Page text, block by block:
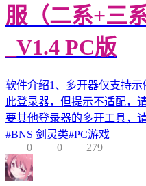
服（二系+三
_V1.4 PC版
软件介绍1、多开器仅支持
此登录器，但提示不适配，
要其他登录器的多开工具，
#BNS 剑灵类#PC游戏
0
0 279